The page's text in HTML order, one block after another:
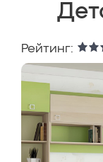
Рейтинг: